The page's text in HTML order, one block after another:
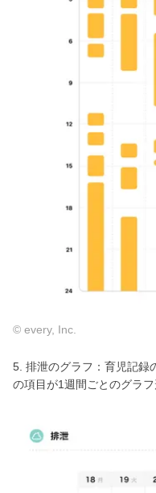
© every, Inc.
5. 排泄のグラフ：育児記録
の項目が1週間ごとのグラフ